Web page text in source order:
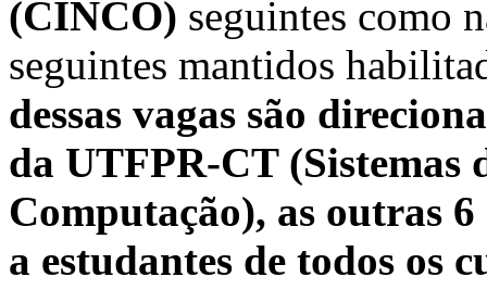
(CINCO) seguintes como
seguintes mantidos
dessas vagas são
da UTFPR-CT (Sistemas
Computação), as outras
a estudantes de todos os